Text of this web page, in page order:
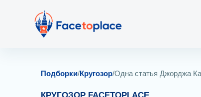
Подборки/Кругозор/Одна статья Джорджа